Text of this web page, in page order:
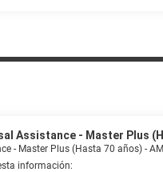
Assistance - Master Plus
- Master Plus (Hasta 70 años) -
información: